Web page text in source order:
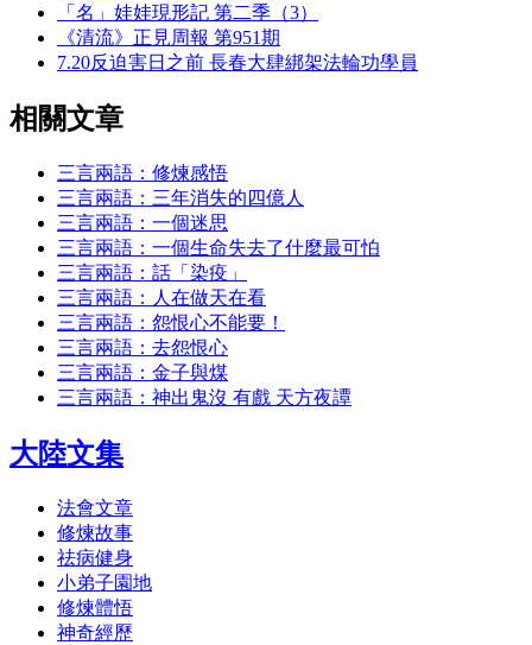
「名」娃娃現形記 第二季（3）
《清流》正見周報 第951期
7.20反迫害日之前 長春大肆綁架法輪功學員
相關文章
三言兩語：修煉感悟
三言兩語：三年消失的四億人
三言兩語：一個迷思
三言兩語：一個生命失去了什麼最可怕
三言兩語：話「染疫」
三言兩語：人在做天在看
三言兩語：怨恨心不能要！
三言兩語：去怨恨心
三言兩語：金子與煤
三言兩語：神出鬼沒 有戲 天方夜譚
大陸文集
法會文章
修煉故事
祛病健身
小弟子園地
修煉體悟
神奇經歷